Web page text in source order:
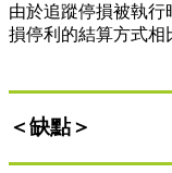
由於追蹤停損被執
損停利的結算方式相
＜缺點＞